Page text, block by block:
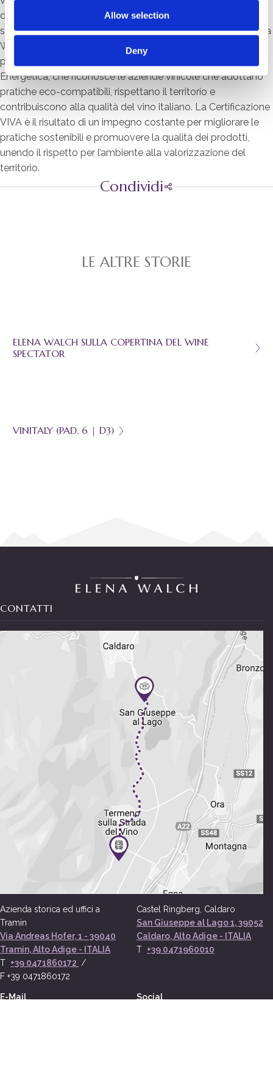
Allow selection
Deny
distintiva, certi che sapranno continuare a riscuotere il
successo che meritano,” afferma Julia Walch. Nel 2024, Elena
Walch ha inoltre conseguito la Certificazione VIVA, un
programma del Ministero dell'Ambiente e della Sicurezza
Energetica, che riconosce le aziende vinicole che adottano
pratiche eco-compatibili, rispettano il territorio e
contribuiscono alla qualità del vino italiano. La Certificazione
VIVA è il risultato di un impegno costante per migliorare le
pratiche sostenibili e promuovere la qualità dei prodotti,
unendo il rispetto per l’ambiente alla valorizzazione del
territorio.
Condividi
LE ALTRE STORIE
ELENA WALCH SULLA COPERTINA DEL WINE
SPECTATOR
VINITALY (PAD. 6 | D3)
CONTATTI
Azienda storica ed uffici a
Tramin
Via Andreas Hofer, 1 - 39040
Tramin, Alto Adige - ITALIA
T +39 0471860172 /
F +39 0471860172
Castel Ringberg, Caldaro
San Giuseppe al Lago 1, 39052
Caldaro, Alto Adige - ITALIA
T +39 0471960010
E-Mail
Social